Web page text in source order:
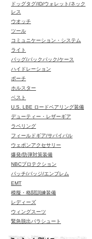
ドッグタグ/ID/ウォレット/ネック
レス
ウオッチ
ツール
コミュニケーション・システム
ライト
バッグ/バックパック/ケース
ハイドレーション
ポーチ
ホルスター
ベスト
U.S. LBE ロードベアリング装備
デューティー・レザーギア
ラペリング
フィールドギア/サバイバル
ウェポンアクセサリー
爆発/防弾対策装備
NBCプロテクション
パッチ/バッジ/エンブレム
EMT
模擬・格闘訓練装備
レディーズ
ウィングスーツ
緊急脱出パラシュート